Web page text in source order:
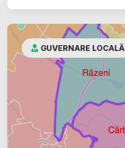
GUVERNARE LOCALĂ